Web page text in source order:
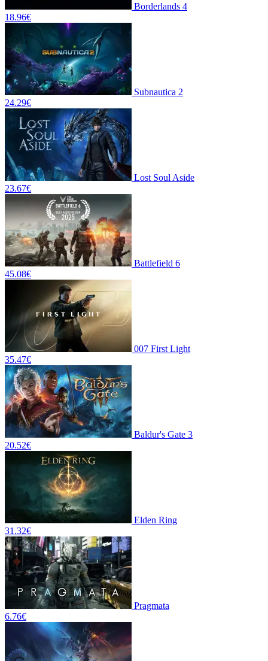
Borderlands 4
18.96€
Subnautica 2
24.29€
Lost Soul Aside
23.67€
Battlefield 6
45.08€
007 First Light
35.47€
Baldur's Gate 3
20.52€
Elden Ring
31.32€
Pragmata
6.76€